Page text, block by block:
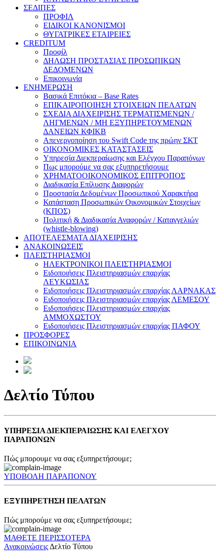
ΣΕΔΙΠΕΣ
ΠΡΟΦΙΛ
ΕΙΔΙΚΟΙ ΚΑΝΟΝΙΣΜΟΙ
ΘΥΓΑΤΡΙΚΕΣ ΕΤΑΙΡΕΙΕΣ
CREDITUM
Προφίλ
ΔΗΛΩΣΗ ΠΡΟΣΤΑΣΙΑΣ ΠΡΟΣΩΠΙΚΩΝ
ΔΕΔΟΜΕΝΩΝ
Επικοινωνία
ΕΝΗΜΕΡΩΣΗ
Βασικά Επιτόκια – Base Rates
ΕΠΙΚΑΙΡΟΠΟΙΗΣΗ ΣΤΟΙΧΕΙΩΝ ΠΕΛΑΤΩΝ
ΣΧΕΔΙΑ ΔΙΑΧΕΙΡΙΣΗΣ ΤΕΡΜΑΤΙΣΜΕΝΩΝ /
ΛΗΓΜΕΝΩΝ / ΜΗ ΕΞΥΠΗΡΕΤΟΥΜΕΝΩΝ
ΔΑΝΕΙΩΝ ΚΦΙΚΒ
Απενεργοποίηση του Swift Code της πρώην ΣΚΤ
ΟΙΚΟΝΟΜΙΚΕΣ ΚΑΤΑΣΤΑΣΕΙΣ
Υπηρεσία Διεκπεραίωσης και Ελέγχου Παραπόνων
Πως μπορούμε να σας εξυπηρετήσουμε
ΧΡΗΜΑΤΟΟΙΚΟΝΟΜΙΚΟΣ ΕΠΙΤΡΟΠΟΣ
Διαδικασία Επίλυσης Διαφορών
Προστασία Δεδομένων Προσωπικού Χαρακτήρα
Κατάσταση Προσωπικών Οικονομικών Στοιχείων
(ΚΠΟΣ)
Πολιτική & Διαδικασία Αναφορών / Καταγγελιών
(whistle-blowing)
ΑΠΟΤΕΛΕΣΜΑΤΑ ΔΙΑΧΕΙΡΙΣΗΣ
ΑΝΑΚΟΙΝΩΣΕΙΣ
ΠΛΕΙΣΤΗΡΙΑΣΜΟΙ
ΗΛΕΚΤΡΟΝΙΚΟΙ ΠΛΕΙΣΤΗΡΙΑΣΜΟΙ
Ειδοποιήσεις Πλειστηριασμών επαρχίας
ΛΕΥΚΩΣΙΑΣ
Ειδοποιήσεις Πλειστηριασμών επαρχίας ΛΑΡΝΑΚΑΣ
Ειδοποιήσεις Πλειστηριασμών επαρχίας ΛΕΜΕΣΟΥ
Ειδοποιήσεις Πλειστηριασμών επαρχίας
ΑΜΜΟΧΩΣΤΟΥ
Ειδοποιήσεις Πλειστηριασμών επαρχίας ΠΑΦΟΥ
ΠΡΟΣΦΟΡΕΣ
ΕΠΙΚΟΙΝΩΝΙΑ
Δελτίο Τύπου
ΥΠΗΡΕΣΙΑ ΔΙΕΚΠΕΡΑΙΩΣΗΣ ΚΑΙ ΕΛΕΓΧΟΥ
ΠΑΡΑΠΟΝΩΝ
Πώς μπορουμε να σας εξυπηρετήσουμε;
ΥΠΟΒΟΛΗ ΠΑΡΑΠΟΝΟΥ
ΕΞΥΠΗΡΕΤΗΣΗ ΠΕΛΑΤΩΝ
Πώς μπορούμε να σας εξυπηρετήσουμε;
ΜΑΘΕΤΕ ΠΕΡΙΣΣΟΤΕΡΑ
Ανακοινώσεις Δελτίο Τύπου